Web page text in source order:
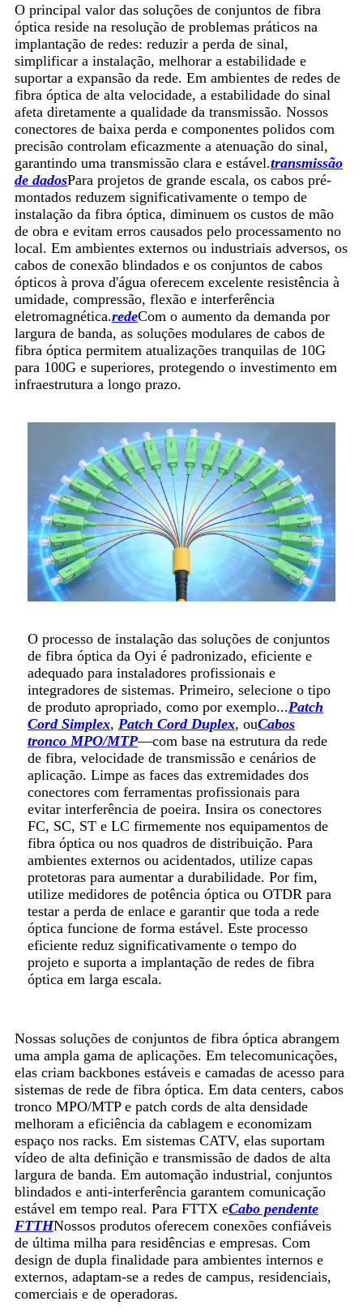
O principal valor das soluções de conjuntos de fibra
óptica reside na resolução de problemas práticos na
implantação de redes: reduzir a perda de sinal,
simplificar a instalação, melhorar a estabilidade e
suportar a expansão da rede. Em ambientes de redes de
fibra óptica de alta velocidade, a estabilidade do sinal
afeta diretamente a qualidade da transmissão. Nossos
conectores de baixa perda e componentes polidos com
precisão controlam eficazmente a atenuação do sinal,
garantindo uma transmissão clara e estável.transmissão
de dadosPara projetos de grande escala, os cabos pré-
montados reduzem significativamente o tempo de
instalação da fibra óptica, diminuem os custos de mão
de obra e evitam erros causados ​​pelo processamento no
local. Em ambientes externos ou industriais adversos, os
cabos de conexão blindados e os conjuntos de cabos
ópticos à prova d'água oferecem excelente resistência à
umidade, compressão, flexão e interferência
eletromagnética.redeCom o aumento da demanda por
largura de banda, as soluções modulares de cabos de
fibra óptica permitem atualizações tranquilas de 10G
para 100G e superiores, protegendo o investimento em
infraestrutura a longo prazo.
O processo de instalação das soluções de conjuntos
de fibra óptica da Oyi é padronizado, eficiente e
adequado para instaladores profissionais e
integradores de sistemas. Primeiro, selecione o tipo
de produto apropriado, como por exemplo...Patch
Cord Simplex, Patch Cord Duplex, ouCabos
tronco MPO/MTP—com base na estrutura da rede
de fibra, velocidade de transmissão e cenários de
aplicação. Limpe as faces das extremidades dos
conectores com ferramentas profissionais para
evitar interferência de poeira. Insira os conectores
FC, SC, ST e LC firmemente nos equipamentos de
fibra óptica ou nos quadros de distribuição. Para
ambientes externos ou acidentados, utilize capas
protetoras para aumentar a durabilidade. Por fim,
utilize medidores de potência óptica ou OTDR para
testar a perda de enlace e garantir que toda a rede
óptica funcione de forma estável. Este processo
eficiente reduz significativamente o tempo do
projeto e suporta a implantação de redes de fibra
óptica em larga escala.
Nossas soluções de conjuntos de fibra óptica abrangem
uma ampla gama de aplicações. Em telecomunicações,
elas criam backbones estáveis ​​e camadas de acesso para
sistemas de rede de fibra óptica. Em data centers, cabos
tronco MPO/MTP e patch cords de alta densidade
melhoram a eficiência da cablagem e economizam
espaço nos racks. Em sistemas CATV, elas suportam
vídeo de alta definição e transmissão de dados de alta
largura de banda. Em automação industrial, conjuntos
blindados e anti-interferência garantem comunicação
estável em tempo real. Para FTTX eCabo pendente
FTTHNossos produtos oferecem conexões confiáveis ​​
de última milha para residências e empresas. Com
design de dupla finalidade para ambientes internos e
externos, adaptam-se a redes de campus, residenciais,
comerciais e de operadoras.